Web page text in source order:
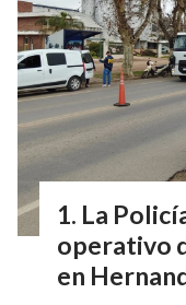
La
operativo
en